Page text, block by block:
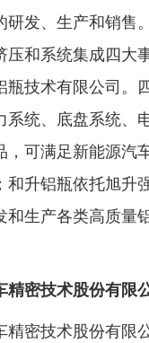
研发、生产和销售
压和系统集成四大
瓶技术有限公司。
系统、底盘系统、
，可满足新能源汽
和升铝瓶依托旭升
和生产各类高质量
精密技术股份有限
精密技术股份有限